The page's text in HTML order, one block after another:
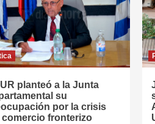
planteó a la Junta
su
por la crisis
comercio fronterizo